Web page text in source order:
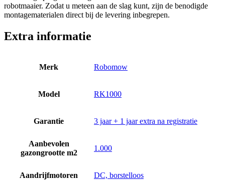
robotmaaier. Zodat u meteen aan de slag kunt, zijn de benodigde
montagematerialen direct bij de levering inbegrepen.
Extra informatie
Merk Robomow
Model RK1000
Garantie 3 jaar + 1 jaar extra na registratie
Aanbevolen
gazongrootte m2
1.000
Aandrijfmotoren DC, borstelloos